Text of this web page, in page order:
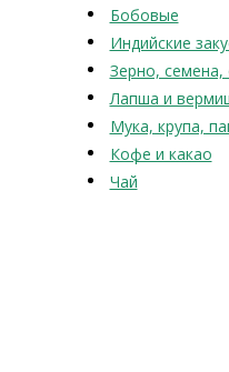
Бобовые
Индийские
Зерно, семена,
Лапша и
Мука, крупа,
Кофе и какао
Чай